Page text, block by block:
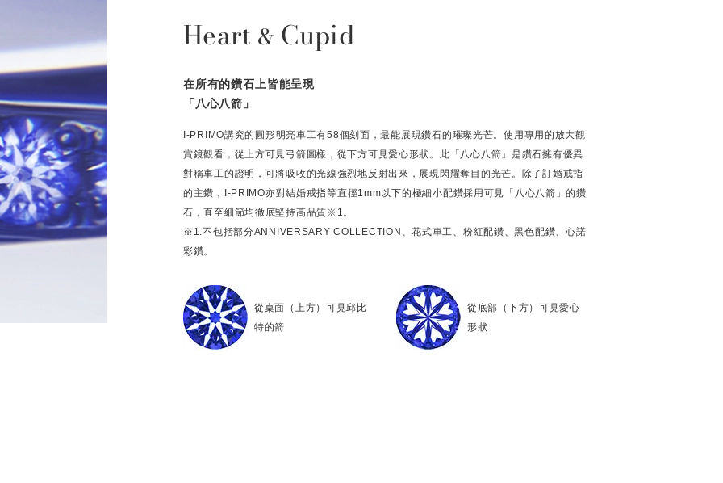
Heart & Cupid
在所有的鑽石上皆能呈現
「八心八箭」
I-PRIMO講究的圓形明亮車工有58個刻面，最能展現鑽石的璀璨光芒。使用專用的放大觀
賞鏡觀看，從上方可見弓箭圖樣，從下方可見愛心形狀。此「八心八箭」是鑽石擁有優異
對稱車工的證明，可將吸收的光線強烈地反射出來，展現閃耀奪目的光芒。除了訂婚戒指
的主鑽，I-PRIMO亦對結婚戒指等直徑1mm以下的極細小配鑽採用可見「八心八箭」的鑽
石，直至細節均徹底堅持高品質※1。
※1.不包括部分ANNIVERSARY COLLECTION、花式車工、粉紅配鑽、黑色配鑽、心諾
彩鑽。
從桌面（上方）可見邱比
特的箭
從底部（下方）可見愛心
形狀